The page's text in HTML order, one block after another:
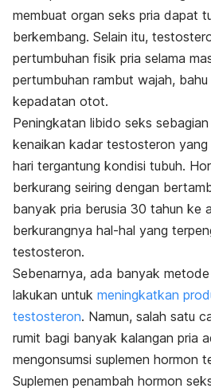
membuat organ seks pria dapat
berkembang. Selain itu,
pertumbuhan fisik pria selama
pertumbuhan rambut wajah,
kepadatan otot.
Peningkatan libido seks
kenaikan kadar testosteron yang
hari tergantung kondisi tubuh.
berkurang seiring dengan
banyak pria berusia 30 tahun ke
berkurangnya hal-hal yang
testosteron.
Sebenarnya, ada banyak
lakukan untuk meningkatkan
testosteron. Namun, salah satu
rumit bagi banyak kalangan pria
mengonsumsi suplemen hormon
Suplemen penambah hormon